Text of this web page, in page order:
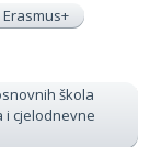
Erasmus+
škola
i cjelodnevne